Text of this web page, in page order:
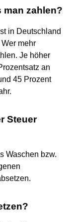
man zahlen?
in Deutschland
mehr
Je höher
an
45 Prozent
Steuer
Waschen bzw.